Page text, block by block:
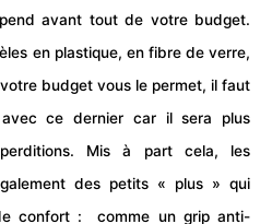
avant tout de votre budget.
en plastique, en fibre de verre,
budget vous le permet, il faut
ce dernier car il sera plus
Mis à part cela, les
des petits « plus » qui
confort : comme un grip anti-